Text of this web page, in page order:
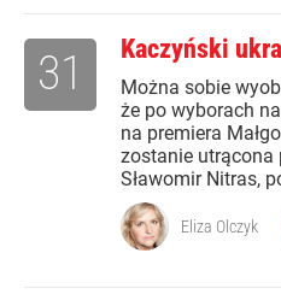
Kaczyński
Można sobie
że po wyborach
na premiera
zostanie
Sławomir Nitras,
31
Eliza Olczyk